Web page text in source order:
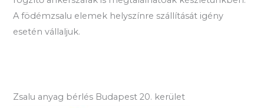
A födémzsalu elemek helyszínre szállítását igény
esetén vállaljuk.
Zsalu anyag bérlés Budapest 20. kerület